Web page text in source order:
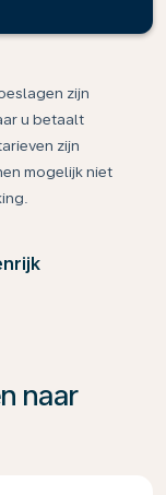
zijn
u betaalt
zijn
mogelijk niet
naar